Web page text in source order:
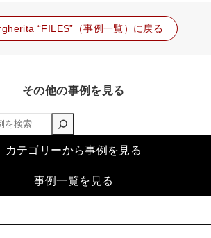
“FILES”（事例一覧）に戻る
その他の事例を見る
カテゴリーから事例を見る
事例一覧を見る